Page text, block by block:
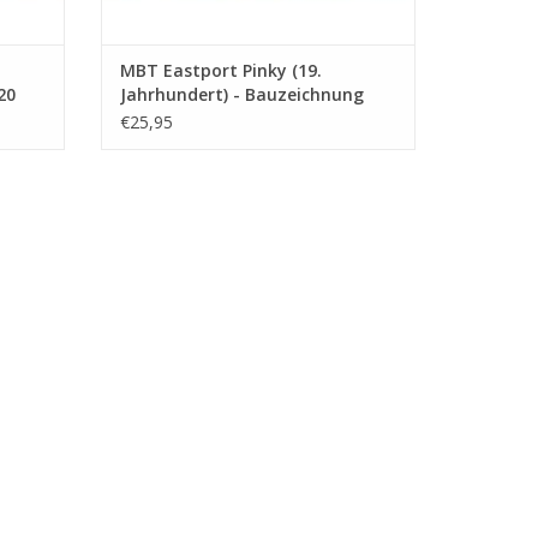
Seiten)
MBT Eastport Pinky (19.
Jahrhundert) - Bauzeichnung
Maßstab 1 : 40 (10.03.008)
€25,95